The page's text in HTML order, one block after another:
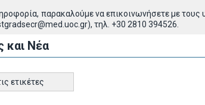
παρακαλούμε να επικοινωνήσετε με
τηλ. +30 2810 394526.
και Νέα
ετικέτες